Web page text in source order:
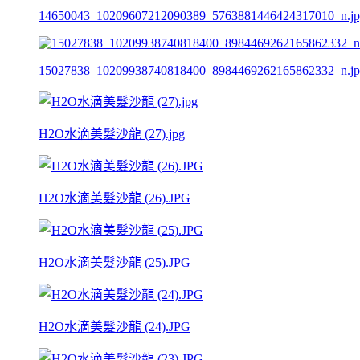
H2O水滴美髮沙龍 (27).jpg
H2O水滴美髮沙龍 (26).JPG
H2O水滴美髮沙龍 (25).JPG
H2O水滴美髮沙龍 (24).JPG